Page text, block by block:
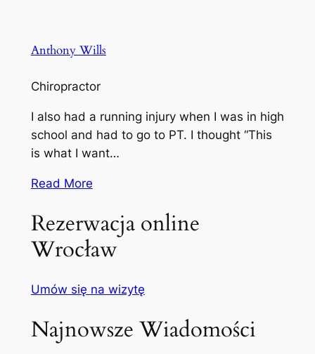
Anthony Wills
Chiropractor
I also had a running injury when I was in high
school and had to go to PT. I thought “This
is what I want…
Read More
Rezerwacja online
Wrocław
Umów się na wizytę
Najnowsze Wiadomości